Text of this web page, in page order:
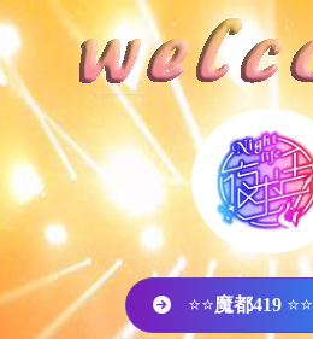
⭐⭐魔都419 ⭐⭐